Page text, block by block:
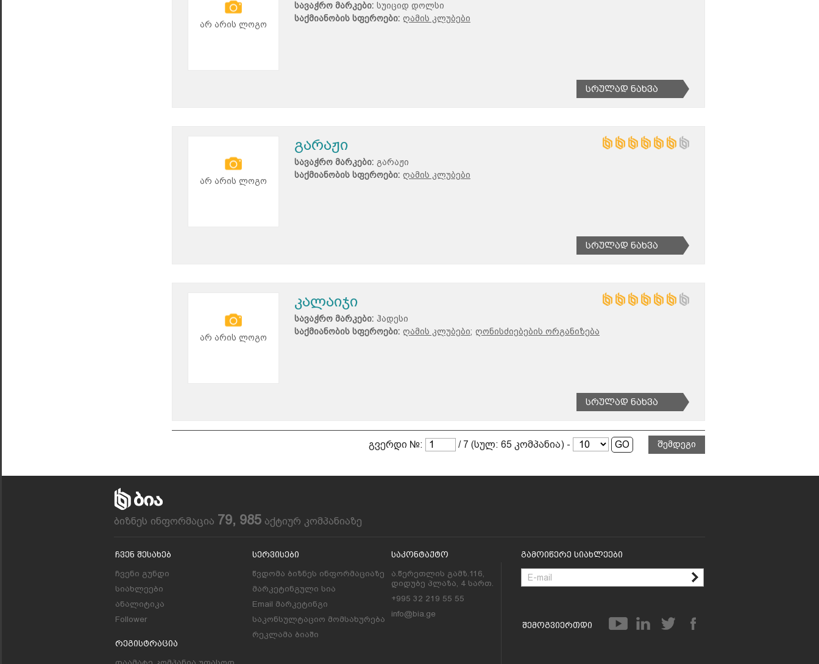
არ არის ლოგო
სავაჭრო მარკები: სუიციდ დოლსი
საქმიანობის სფეროები: ღამის კლუბები
Სრულად Ნახვა
არ არის ლოგო
გარაჟი
სავაჭრო მარკები: გარაჟი
საქმიანობის სფეროები: ღამის კლუბები
Სრულად Ნახვა
არ არის ლოგო
კალაიჯი
სავაჭრო მარკები: ჰადესი
საქმიანობის სფეროები: ღამის კლუბები; ღონისძიებების ორგანიზება
Სრულად Ნახვა
შემდეგი
გვერდი №: / 7 (სულ: 65 კომპანია) -
ბიზნეს ინფორმაცია 79, 985 აქტიურ კომპანიაზე
Ჩვენ Შესახებ
ჩვენი გუნდი
სიახლეები
ანალიტიკა
Follower
Რეგისტრაცია
Სერვისები
წვდომა ბიზნეს ინფორმაციაზე
მარკეტინგული სია
Email მარკეტინგი
საკონსულტაციო მომსახურება
რეკლამა ბიაში
Საკონტაქტო
ა.წერეთლის გამზ.116,
დიდუბე პლაზა, 4 სართ.
+995 32 219 55 55
info@bia.ge
Გამოიწერე Სიახლეები
Შემოგვიერთდი